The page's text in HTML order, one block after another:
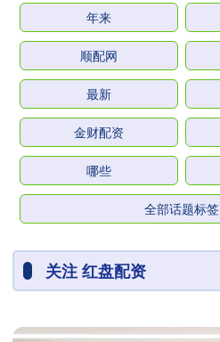
年来
顺配网
最新
金财配资
哪些
全部话题标签
关注 红盘配资